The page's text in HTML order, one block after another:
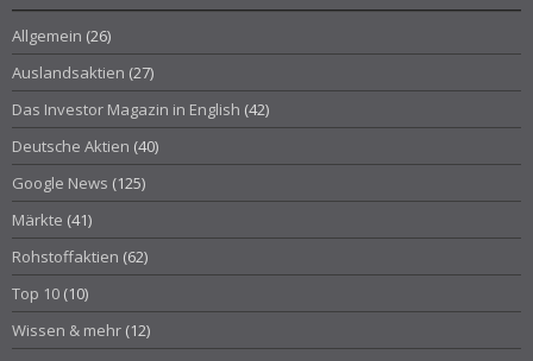
Allgemein (26)
Auslandsaktien (27)
Das Investor Magazin in English (42)
Deutsche Aktien (40)
Google News (125)
Märkte (41)
Rohstoffaktien (62)
Top 10 (10)
Wissen & mehr (12)